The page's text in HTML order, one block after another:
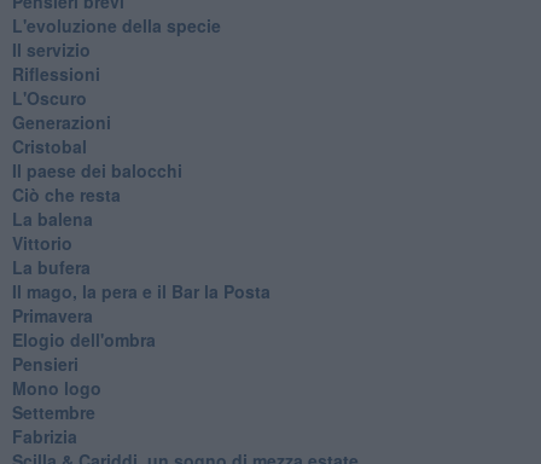
L'evoluzione della specie
Il servizio
Riflessioni
L'Oscuro
Generazioni
Cristobal
Il paese dei balocchi
Ciò che resta
La balena
Vittorio
La bufera
Il mago, la pera e il Bar la Posta
Primavera
Elogio dell'ombra
Pensieri
Mono logo
Settembre
Fabrizia